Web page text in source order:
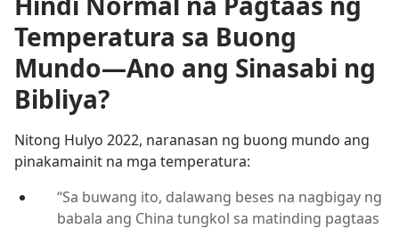
Temperatura sa Buong
Mundo—Ano ang Sinasabi ng
Bibliya?
Nitong Hulyo 2022, naranasan ng buong mundo ang
pinakamainit na mga temperatura:
“Sa buwang ito, dalawang beses na nagbigay ng
babala ang China tungkol sa matinding pagtaas